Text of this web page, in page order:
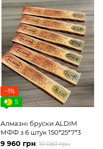
−1%
5
Алмазні бруски ALDIM
МФФ з 6 штук 150*25*7*3
9 960 грн 10 060 грн